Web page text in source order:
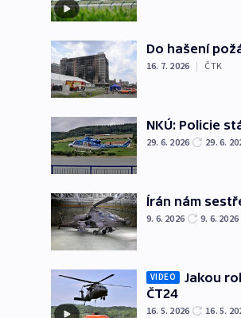
Do hašení
16. 7. 2026 | ČTK
NKÚ: Policie
29. 6. 2026 29. 6.
Írán nám
9. 6. 2026 9. 6. 2026
VIDEO
Jakou
ČT24
16. 5. 2026 16. 5.